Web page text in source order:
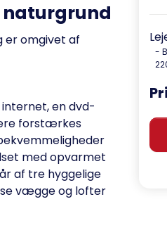
er omgivet af
en dvd-
forstærkes
med opvarmet
af tre hyggelige
vægge og lofter
-